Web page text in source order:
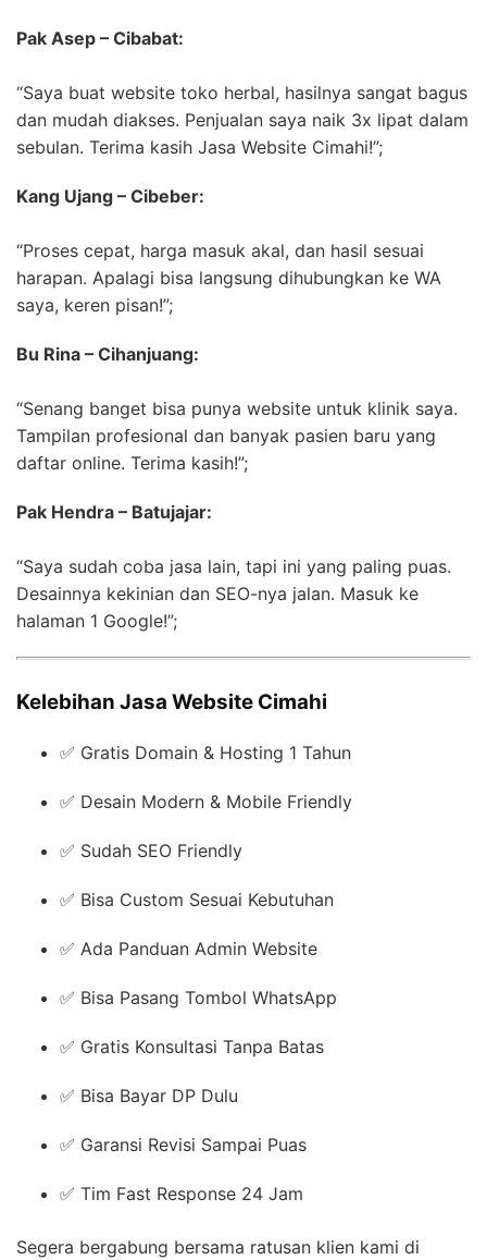
Pak Asep – Cibabat:
“Saya buat website toko herbal, hasilnya sangat bagus
dan mudah diakses. Penjualan saya naik 3x lipat dalam
sebulan. Terima kasih Jasa Website Cimahi!”;
Kang Ujang – Cibeber:
“Proses cepat, harga masuk akal, dan hasil sesuai
harapan. Apalagi bisa langsung dihubungkan ke WA
saya, keren pisan!”;
Bu Rina – Cihanjuang:
“Senang banget bisa punya website untuk klinik saya.
Tampilan profesional dan banyak pasien baru yang
daftar online. Terima kasih!”;
Pak Hendra – Batujajar:
“Saya sudah coba jasa lain, tapi ini yang paling puas.
Desainnya kekinian dan SEO-nya jalan. Masuk ke
halaman 1 Google!”;
Kelebihan Jasa Website Cimahi
✅ Gratis Domain & Hosting 1 Tahun
✅ Desain Modern & Mobile Friendly
✅ Sudah SEO Friendly
✅ Bisa Custom Sesuai Kebutuhan
✅ Ada Panduan Admin Website
✅ Bisa Pasang Tombol WhatsApp
✅ Gratis Konsultasi Tanpa Batas
✅ Bisa Bayar DP Dulu
✅ Garansi Revisi Sampai Puas
✅ Tim Fast Response 24 Jam
Segera bergabung bersama ratusan klien kami di